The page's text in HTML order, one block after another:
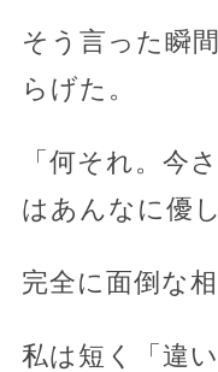
そう言った瞬
らげた。
「何それ。今
はあんなに優
完全に面倒な
私は短く「違